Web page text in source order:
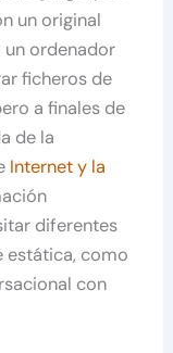
un original
un ordenador
ficheros de
a finales de
de la
Internet y la
diferentes
estática, como
con